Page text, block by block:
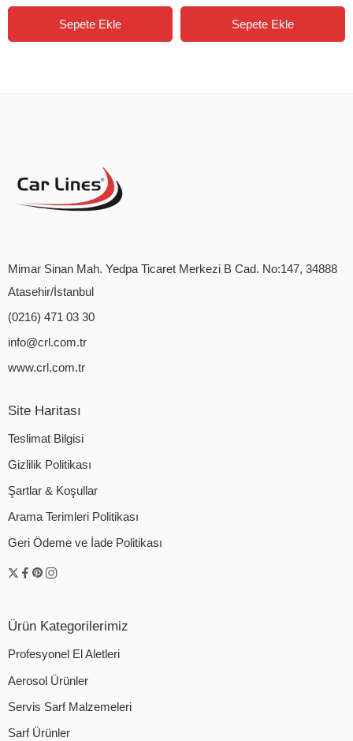
Sepete Ekle Sepete Ekle
Mimar Sinan Mah. Yedpa Ticaret Merkezi B Cad. No:147, 34888
Atasehir/İstanbul
(0216) 471 03 30
info@crl.com.tr
www.crl.com.tr
Site Haritası
Teslimat Bilgisi
Gizlilik Politikası
Şartlar & Koşullar
Arama Terimleri Politikası
Geri Ödeme ve İade Politikası
Ürün Kategorilerimiz
Profesyonel El Aletleri
Aerosol Ürünler
Servis Sarf Malzemeleri
Sarf Ürünler